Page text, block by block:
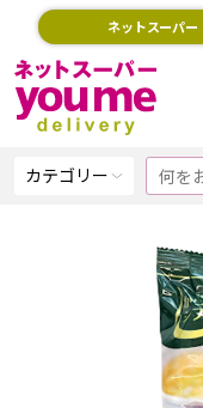
ネットスーパー
カテゴリー